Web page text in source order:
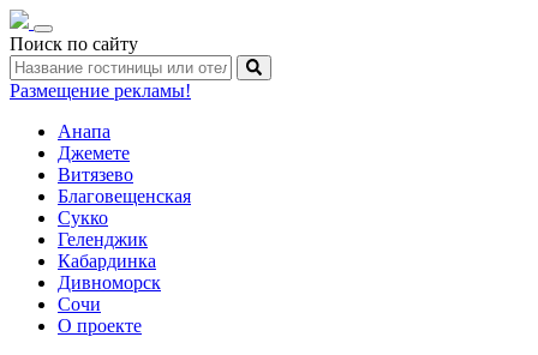
Toggle
navigation
Поиск по сайту
Размещение рекламы!
Анапа
Джемете
Витязево
Благовещенская
Сукко
Геленджик
Кабардинка
Дивноморск
Сочи
О проекте